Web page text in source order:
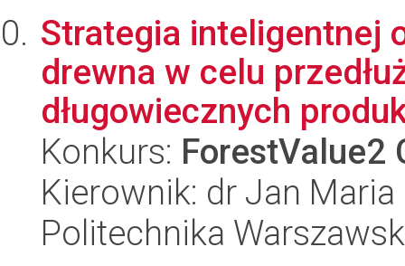
Strategia inteligentnej
drewna w celu
długowiecznych
Konkurs: ForestValue2
Kierownik: dr Jan Maria
Politechnika